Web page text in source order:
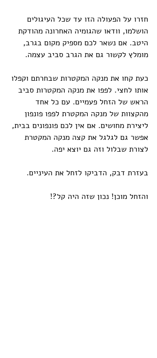
חזרו על הפעולה הזו עד שכל העיגולים
הושלמו, וודאו שהגומיה האחרונה מהודקת
היטב. אם נשאר לכם מספיק מקום בגרב,
מומלץ לקשור גם את הגרב סביב עצמה.
כעת קחו את מנקה המקטרות שבחרתם וקפלו
אותו לחצי. לפפו את מנקה המקטרות סביב
הראש של הזחל פעמיים. עם כל אחד
מהקצוות של מנקה המקטרת לפפו פונפון
ליצירת מחושים. אם אין לכם פונפונים בבית,
אפשר גם לגלגל את קצה מנקה המקטרת
לצורת שבלול וזה גם יוצא יפה.
בעזרת דבק, הדביקו לזחל את העיניים.
והזחל מוכן! נכון שזה היה קל?!